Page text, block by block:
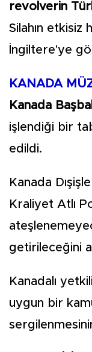
revolverin
Silahın
İngiltere'ye
KANADA
Kanada
işlendiği bir
edildi.
Kanada
Kraliyet Atlı
getirileceğini
Kanadalı
uygun bir